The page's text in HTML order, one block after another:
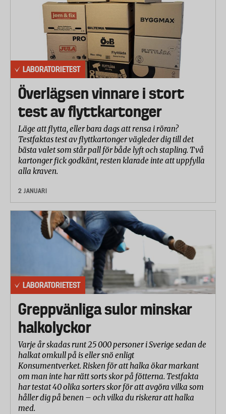
LABORATORIETEST
Överlägsen vinnare i stort
test av flyttkartonger
Läge att flytta, eller bara dags att rensa i röran?
Testfaktas test av flyttkartonger vägleder dig till det
bästa valet som står pall för både lyft och stapling. Två
kartonger fick godkänt, resten klarade inte att uppfylla
alla kraven.
2 JANUARI
LABORATORIETEST
Greppvänliga sulor minskar
halkolyckor
Varje år skadas runt 25 000 personer i Sverige sedan de
halkat omkull på is eller snö enligt
Konsumentverket. Risken för att halka ökar markant
om man inte har rätt sorts skor på fötterna. Testfakta
har testat 40 olika sorters skor för att avgöra vilka som
håller dig på benen – och vilka du riskerar att halka
med.